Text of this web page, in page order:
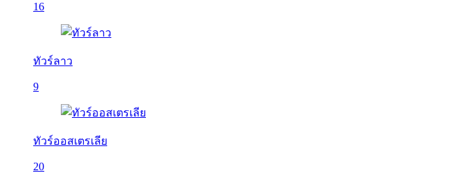
16
ทัวร์ลาว
9
ทัวร์ออสเตรเลีย
20